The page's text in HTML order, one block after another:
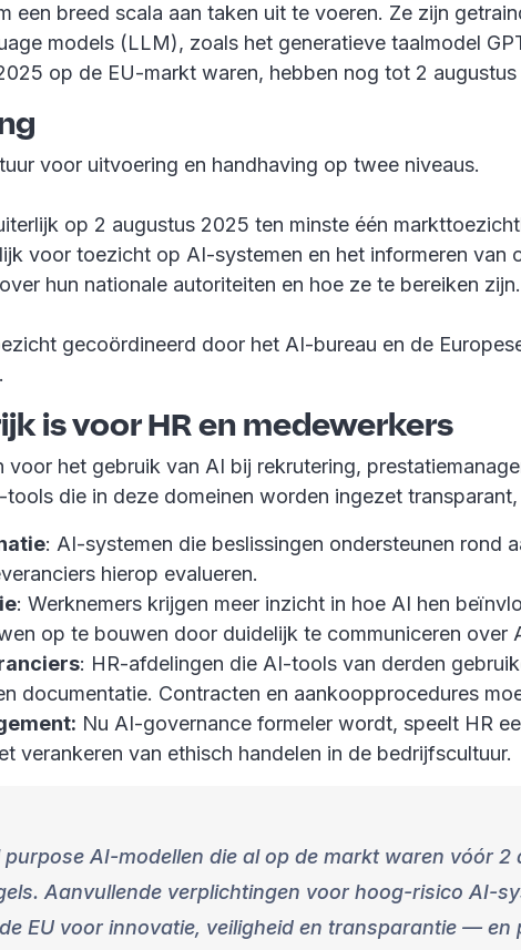
een breed scala aan taken uit te voeren. Ze zijn
models (LLM), zoals het generatieve taalmodel
op de EU-markt waren, hebben nog tot 2
voor uitvoering en handhaving op twee niveaus.
op 2 augustus 2025 ten minste één
voor toezicht op AI-systemen en het informeren
hun nationale autoriteiten en hoe ze te bereiken zijn.
gecoördineerd door het AI-bureau en de
is voor HR en medewerkers
het gebruik van AI bij rekrutering,
die in deze domeinen worden ingezet
: AI-systemen die beslissingen ondersteunen rond
hierop evalueren.
: Werknemers krijgen meer inzicht in hoe AI hen
op te bouwen door duidelijk te communiceren over
: HR-afdelingen die AI-tools van derden
documentatie. Contracten en aankoopprocedures
Nu AI-governance formeler wordt, speelt HR
verankeren van ethisch handelen in de bedrijfscultuur.
AI-modellen die al op de markt waren vóór
Aanvullende verplichtingen voor hoog-risico AI-
EU voor innovatie, veiligheid en transparantie —